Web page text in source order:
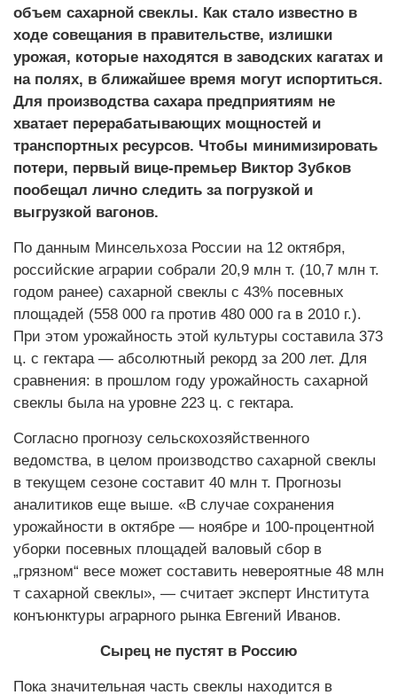
объем сахарной свеклы. Как стало известно в
ходе совещания в правительстве, излишки
урожая, которые находятся в заводских кагатах и
на полях, в ближайшее время могут испортиться.
Для производства сахара предприятиям не
хватает перерабатывающих мощностей и
транспортных ресурсов. Чтобы минимизировать
потери, первый вице-премьер Виктор Зубков
пообещал лично следить за погрузкой и
выгрузкой вагонов.
По данным Минсельхоза России на 12 октября,
российские аграрии собрали 20,9 млн т. (10,7 млн т.
годом ранее) сахарной свеклы с 43% посевных
площадей (558 000 га против 480 000 га в 2010 г.).
При этом урожайность этой культуры составила 373
ц. с гектара — абсолютный рекорд за 200 лет. Для
сравнения: в прошлом году урожайность сахарной
свеклы была на уровне 223 ц. с гектара.
Согласно прогнозу сельскохозяйственного
ведомства, в целом производство сахарной свеклы
в текущем сезоне составит 40 млн т. Прогнозы
аналитиков еще выше. «В случае сохранения
урожайности в октябре — ноябре и 100-процентной
уборки посевных площадей валовый сбор в
„грязном“ весе может составить невероятные 48 млн
т сахарной свеклы», — считает эксперт Института
конъюнктуры аграрного рынка Евгений Иванов.
Сырец не пустят в Россию
Пока значительная часть свеклы находится в